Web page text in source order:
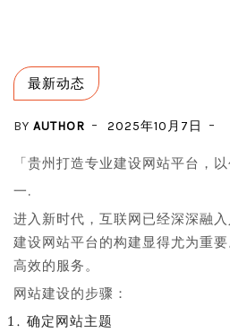
最新动态
BY AUTHOR 2025年10月7日
「贵州打造专业建设网站平台，
一.
进入新时代，互联网已经深深融
建设网站平台的构建显得尤为重
高效的服务。
网站建设的步骤：
确定网站主题